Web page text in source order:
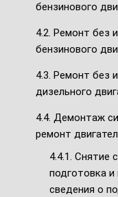
бензинового
4.2. Ремонт без
бензинового
4.3. Ремонт без
дизельного
4.4. Демонтаж
ремонт
4.4.1. Снятие
подготовка
сведения о